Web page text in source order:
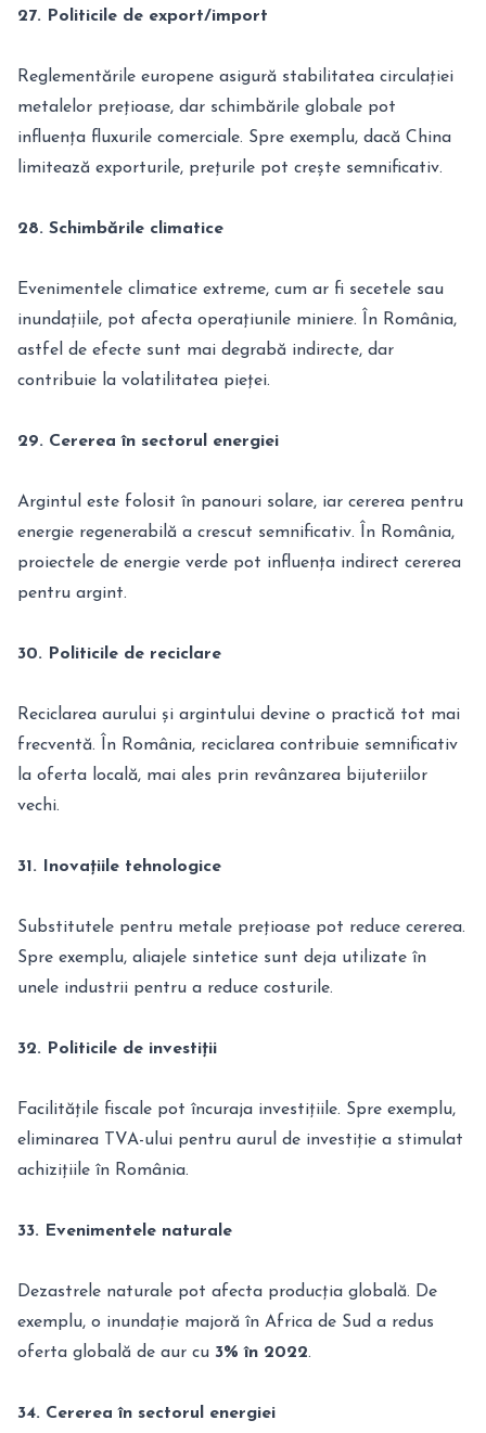
27. Politicile de export/import
Reglementările europene asigură stabilitatea circulației
metalelor prețioase, dar schimbările globale pot
influența fluxurile comerciale. Spre exemplu, dacă China
limitează exporturile, prețurile pot crește semnificativ.
28. Schimbările climatice
Evenimentele climatice extreme, cum ar fi secetele sau
inundațiile, pot afecta operațiunile miniere. În România,
astfel de efecte sunt mai degrabă indirecte, dar
contribuie la volatilitatea pieței.
29. Cererea în sectorul energiei
Argintul este folosit în panouri solare, iar cererea pentru
energie regenerabilă a crescut semnificativ. În România,
proiectele de energie verde pot influența indirect cererea
pentru argint.
30. Politicile de reciclare
Reciclarea aurului și argintului devine o practică tot mai
frecventă. În România, reciclarea contribuie semnificativ
la oferta locală, mai ales prin revânzarea bijuteriilor
vechi.
31. Inovațiile tehnologice
Substitutele pentru metale prețioase pot reduce cererea.
Spre exemplu, aliajele sintetice sunt deja utilizate în
unele industrii pentru a reduce costurile.
32. Politicile de investiții
Facilitățile fiscale pot încuraja investițiile. Spre exemplu,
eliminarea TVA-ului pentru aurul de investiție a stimulat
achizițiile în România.
33. Evenimentele naturale
Dezastrele naturale pot afecta producția globală. De
exemplu, o inundație majoră în Africa de Sud a redus
oferta globală de aur cu 3% în 2022.
34. Cererea în sectorul energiei